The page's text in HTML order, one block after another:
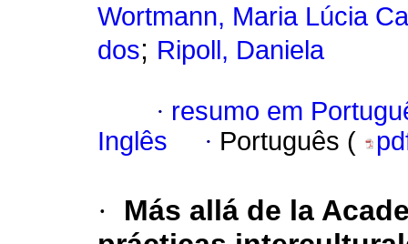
Wortmann, Maria Lúcia
dos; Ripoll, Daniela
· resumo em
Inglês
· Português (
·
Más allá de la